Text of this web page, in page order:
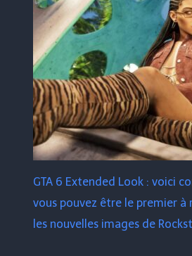
GTA 6 Extended Look : voici
vous pouvez être le premier à
les nouvelles images de